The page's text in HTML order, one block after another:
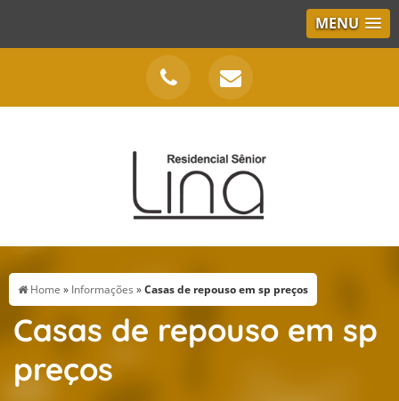
MENU
Home » Informações »Casas de repouso em sp preços
Casas de repouso em sp
preços